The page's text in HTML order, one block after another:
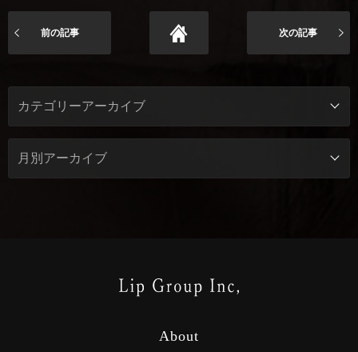
前の記事 次の記事
About